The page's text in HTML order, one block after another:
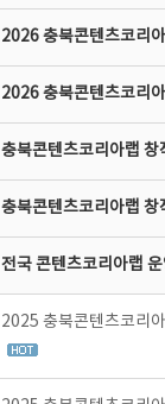
2026 충북콘텐츠코리
2026 충북콘텐츠코리
충북콘텐츠코리아랩 창
충북콘텐츠코리아랩 창
전국 콘텐츠코리아랩
2025 충북콘텐츠코리